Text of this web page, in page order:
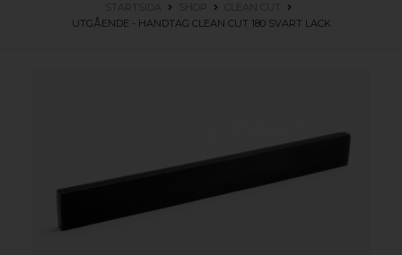
STARTSIDA SHOP
CLEAN CUT
UTGÅENDE - HANDTAG CLEAN CUT 180 SVART LACK